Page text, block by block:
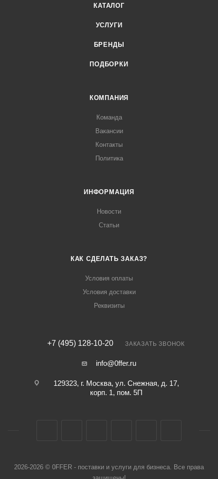
КАТАЛОГ
УСЛУГИ
БРЕНДЫ
ПОДБОРКИ
КОМПАНИЯ
Команда
Вакансии
Контакты
Политика
ИНФОРМАЦИЯ
Новости
Статьи
КАК СДЕЛАТЬ ЗАКАЗ?
Условия оплаты
Условия доставки
Реквизиты
+7 (495) 128-10-20 ЗАКАЗАТЬ ЗВОНОК
info@0ffer.ru
129323, г. Москва, ул. Снежная, д. 17,
корп. 1, пом. 5П
2026-2026 © 0FFER - поставки и услуги для бизнеса. Все права